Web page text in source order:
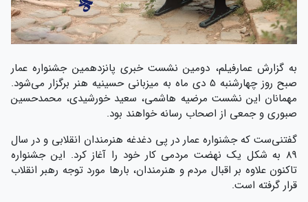
به گزارش عمارفیلم، دومین نشست خبری پانزدهمین جشنواره عمار
صبح روز چهارشنبه 5 دی ماه به میزبانی حسینیه هنر برگزار می‌شود.
مهمانان این نشست مرضیه هاشمی، سعید خورشیدی، محمدحسین
صبوری و جمعی از اصحاب رسانه خواهند بود.
گفتنی‌ست که جشنواره عمار در پی دغدغه هنرمندان انقلابی و در سال
89 به شکل یک نهضت مردمی کار خود را آغاز کرد. این جشنواره
تاکنون علاوه بر اقبال مردم و هنرمندان، بارها مورد توجه رهبر انقلاب
قرار گرفته است.